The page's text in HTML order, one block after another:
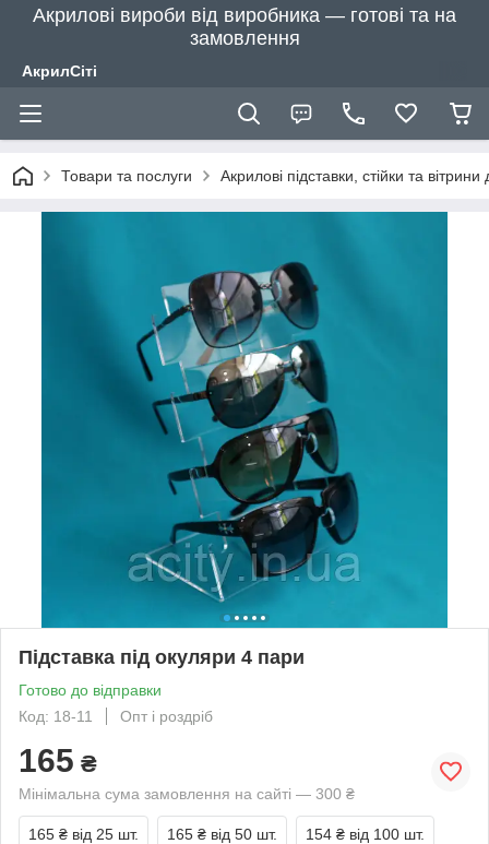
Акрилові вироби від виробника — готові та на
замовлення
АкрилСіті
Товари та послуги Акрилові підставки, стійки та вітрини
Підставка під окуляри 4 пари
Готово до відправки
Код: 18-11
Опт і роздріб
165 ₴
Мінімальна сума замовлення на сайті — 300 ₴
165 ₴ від 25 шт. 165 ₴ від 50 шт. 154 ₴ від 100 шт.